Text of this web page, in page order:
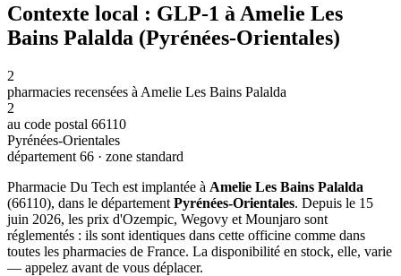
Contexte local : GLP-1 à Amelie Les
Bains Palalda (Pyrénées-Orientales)
2
pharmacies recensées à Amelie Les Bains Palalda
2
au code postal 66110
Pyrénées-Orientales
département 66 · zone standard
Pharmacie Du Tech est implantée à Amelie Les Bains Palalda
(66110), dans le département Pyrénées-Orientales. Depuis le 15
juin 2026, les prix d'Ozempic, Wegovy et Mounjaro sont
réglementés : ils sont identiques dans cette officine comme dans
toutes les pharmacies de France. La disponibilité en stock, elle, varie
— appelez avant de vous déplacer.